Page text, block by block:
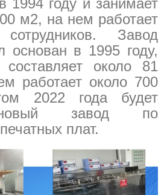
1994 году и занимает
м2, на нем работает
Завод
основан в 1995 году,
около 81
работает около 700
2022 года будет
завод по
плат.